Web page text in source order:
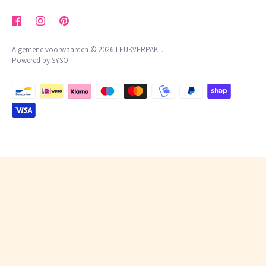
privacybeleid
Algemene voorwaarden © 2026 LEUKVERPAKT.
Powered by SYSO